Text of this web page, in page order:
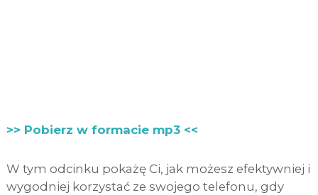
>> Pobierz w formacie mp3 <<
W tym odcinku pokażę Ci, jak możesz efektywniej i
wygodniej korzystać ze swojego telefonu, gdy